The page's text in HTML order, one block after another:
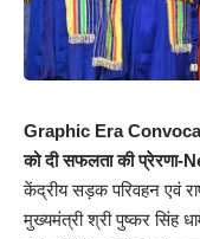
Graphic Era
को दी सफलता की प्रेरणा-
केंद्रीय सड़क परिवहन एवं
मुख्यमंत्री श्री पुष्कर सिंह